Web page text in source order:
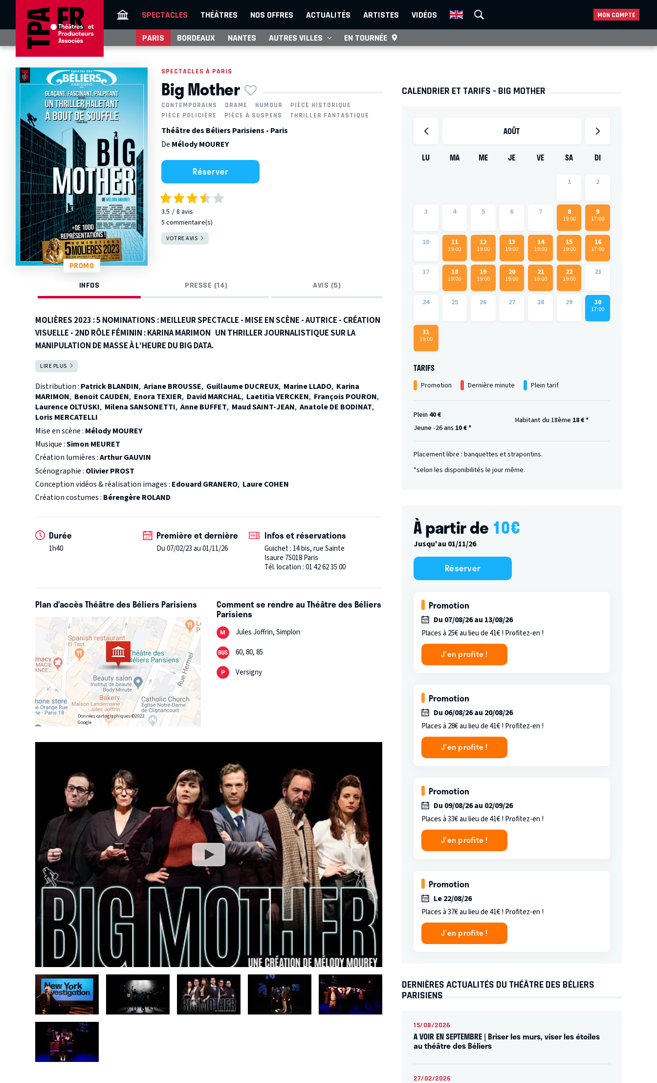
SPECTACLES THÉÂTRES NOS OFFRES ACTUALITÉS ARTISTES VIDÉOS MON COMPTE
PARIS BORDEAUX NANTES AUTRES VILLES EN TOURNÉE
PROMO
SPECTACLES À PARIS
Big Mother
CONTEMPORAINS DRAME HUMOUR
PIÈCE HISTORIQUE
PIÈCE POLICIÈRE
PIÈCE À SUSPENS THRILLER FANTASTIQUE
Théâtre des Béliers Parisiens - Paris
De Mélody MOUREY
Réserver
3.5 8 avis
5 commentaire(s)
VOTRE AVIS
INFOS PRESSE (14) AVIS (5)
MOLIÈRES 2023 : 5 NOMINATIONS : MEILLEUR SPECTACLE - MISE EN SCÈNE - AUTRICE - CRÉATION
VISUELLE - 2ND RÔLE FÉMININ : KARINA MARIMON UN THRILLER JOURNALISTIQUE SUR LA
MANIPULATION DE MASSE À L’HEURE DU BIG DATA.
Alors qu’un scandale éclabousse le Président des Etats-Unis et agite la rédaction du New York
Investigation, la journaliste Julia Robinson voit sa vie vaciller dans la salle d’audience d’un tribunal
quand elle croit reconnaître sur le banc des accusés son compagnon mort 4 ans auparavant.
Son enquête pour élucider ce mystère croise celle de son équipe, et la petite cellule du New York
Investigation se retrouve confrontée à un programme de manipulation de masse d’une ampleur
inédite.
Ensemble, malgré leurs différends, ils vont devoir mettre à jour le plus gros scandale depuis l’affaire
du Watergate.
LIRE PLUS
Distribution : Patrick BLANDIN, Ariane BROUSSE, Guillaume DUCREUX, Marine LLADO, Karina
MARIMON, Benoit CAUDEN, Enora TEXIER, David MARCHAL, Laetitia VERCKEN, François POURON,
Laurence OLTUSKI, Milena SANSONETTI, Anne BUFFET, Maud SAINT-JEAN, Anatole DE BODINAT,
Loris MERCATELLI
Mise en scène : Mélody MOUREY
Musique :Simon MEURET
Création lumières :Arthur GAUVIN
Scénographie : Olivier PROST
Conception vidéos & réalisation images : Edouard GRANERO, Laure COHEN
Création costumes : Bérengère ROLAND
Durée
1h40
Première et dernière
Du 07/02/23 au 01/11/26
Infos et réservations
Guichet : 14 bis, rue Sainte
Isaure 75018 Paris
Tél. location : 01 42 62 35 00
Plan d’accès Théâtre des Béliers Parisiens
Données cartographiques ©2022
Google
Comment se rendre au Théâtre des Béliers
Parisiens
Jules Joffrin, Simplon
60, 80, 85
Versigny
CALENDRIER ET TARIFS - BIG MOTHER
AOÛT
LU MA ME JE VE SA DI
1 2
3 4 5 6 7 8
19:00
9
17:00
10 11
19:00
12
19:00
13
19:00
14
19:00
15
19:00
16
17:00
17 18
19:00
19
19:00
20
19:00
21
19:00
22
19:00
23
24 25 26 27 28 29 30
17:00
31
19:00
TARIFS
Promotion Dernière minute Plein tarif
Plein 40 €
Jeune -26 ans 10 € *
Habitant du 18ème 18 € *
Placement libre : banquettes etstrapontins.
*selon les disponibilités le jour même.
À partir de 10€
Jusqu'au 01/11/26
Réserver
Promotion
Du 07/08/26 au 13/08/26
Places à 25€ au lieu de 41€ ! Profitez-en !
J'en profite !
Promotion
Du 06/08/26 au 20/08/26
Places à 28€ au lieu de 41€ ! Profitez-en !
J'en profite !
Promotion
Du 09/08/26 au 02/09/26
Places à 33€ au lieu de 41€ ! Profitez-en !
J'en profite !
Promotion
Le 22/08/26
Places à 37€ au lieu de 41€ ! Profitez-en !
J'en profite !
DERNIÈRES ACTUALITÉS DU THÉÂTRE DES BÉLIERS
PARISIENS
15/08/2026
A VOIR EN SEPTEMBRE | Briser les murs, viser les étoiles
au théâtre des Béliers
27/02/2026